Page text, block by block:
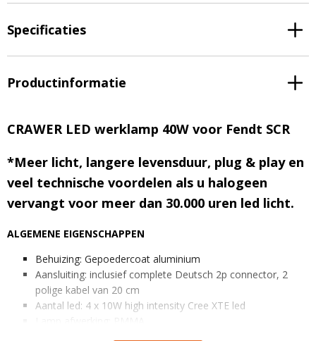
Specificaties
Productinformatie
CRAWER LED werklamp 40W voor Fendt SCR
*Meer licht, langere levensduur, plug & play en
veel technische voordelen als u halogeen
vervangt voor meer dan 30.000 uren led licht.
ALGEMENE EIGENSCHAPPEN
Behuizing: Gepoedercoat aluminium
Aansluiting: inclusief complete Deutsch 2p connector, 2
polige kabel van 20 cm
Aantal led: 4 x 10W high intensity Cree XTE led